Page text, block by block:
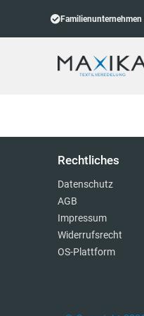
Rechtliches
Datenschutz
AGB
Impressum
Widerrufsrecht
OS-Plattform